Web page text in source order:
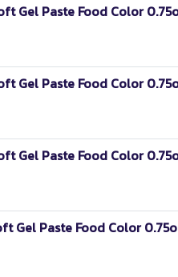
Gel Paste Food Color
Gel Paste Food Color
Gel Paste Food Color
Gel Paste Food Color